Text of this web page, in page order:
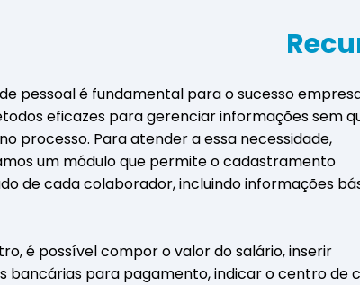
pessoal é fundamental para o sucesso
eficazes para gerenciar informações sem
processo. Para atender a essa necessidade,
um módulo que permite o cadastramento
de cada colaborador, incluindo informações
é possível compor o valor do salário, inserir
bancárias para pagamento, indicar o centro de